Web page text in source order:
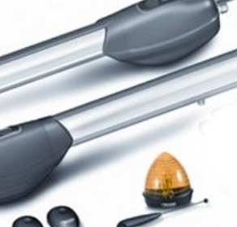
МЕМБРАННА ПОКРІВЛЯ
МІДНА ПОКРІВЛЯ